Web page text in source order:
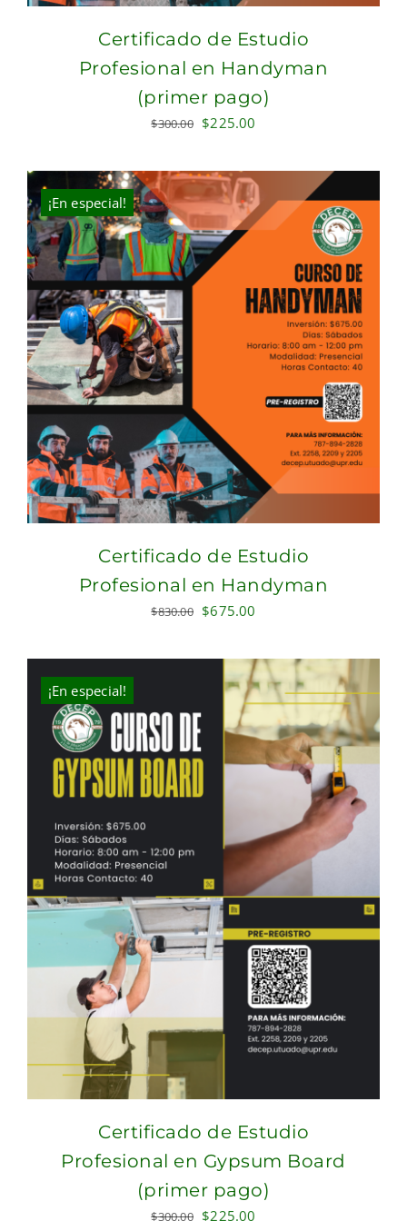
Certificado de Estudio
Profesional en Handyman
(primer pago)
$300.00 Original
was:
$300.00.
$225.00
is:
$225.00.
¡En especial!
Certificado de Estudio
Profesional en Handyman
$830.00 Original
was:
$830.00.
$675.00
is:
$675.00.
¡En especial!
Certificado de Estudio
Profesional en Gypsum Board
(primer pago)
$300.00 Original
$225.00